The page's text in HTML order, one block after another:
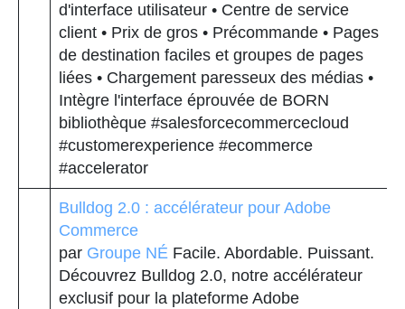
d'interface utilisateur • Centre de service
client • Prix de gros • Précommande • Pages
de destination faciles et groupes de pages
liées • Chargement paresseux des médias •
Intègre l'interface éprouvée de BORN
bibliothèque #salesforcecommercecloud
#customerexperience #ecommerce
#accelerator
Bulldog 2.0 : accélérateur pour Adobe
Commerce
par Groupe NÉ Facile. Abordable. Puissant.
Découvrez Bulldog 2.0, notre accélérateur
exclusif pour la plateforme Adobe